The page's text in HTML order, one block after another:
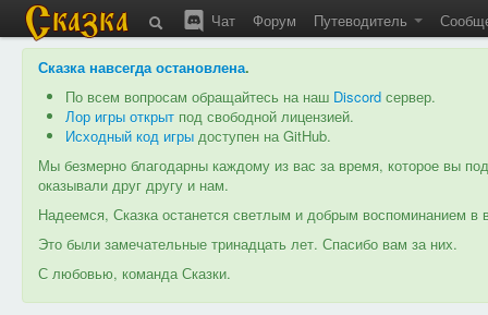
Чат Форум Путеводитель
Сказка навсегда остановлена.
По всем вопросам обращайтесь на наш Discord сервер.
Лор игры открыт под свободной лицензией.
Исходный код игры доступен на GitHub.
Мы безмерно благодарны каждому из вас за время, которое вы
оказывали друг другу и нам.
Надеемся, Сказка останется светлым и добрым воспоминанием
Это были замечательные тринадцать лет. Спасибо вам за них.
С любовью, команда Сказки.